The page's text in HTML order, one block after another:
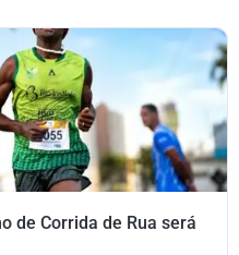
de Corrida de Rua será